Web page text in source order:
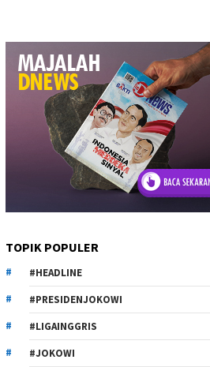
TOPIK POPULER
#HEADLINE
#PRESIDENJOKOWI
#LIGAINGGRIS
#JOKOWI